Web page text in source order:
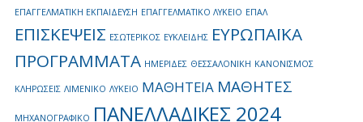
ΕΠΑΓΓΕΛΜΑΤΙΚΗ ΕΚΠΑΙΔΕΥΣΗ ΕΠΑΓΓΕΛΜΑΤΙΚΟ ΛΥΚΕΙΟ ΕΠΑΛ
ΕΠΙΣΚΕΨΕΙΣ ΕΣΩΤΕΡΙΚΟΣ ΕΥΚΛΕΙΔΗΣ ΕΥΡΩΠΑΪΚΑ
ΠΡΟΓΡΑΜΜΑΤΑ ΗΜΕΡΙΔΕΣ ΘΕΣΣΑΛΟΝΙΚΗ ΚΑΝΟΝΙΣΜΟΣ
ΚΛΗΡΩΣΕΙΣ ΛΙΜΕΝΙΚΟ ΛΥΚΕΙΟ ΜΑΘΗΤΕΙΑ ΜΑΘΗΤΕΣ
ΜΗΧΑΝΟΓΡΑΦΙΚΟ ΠΑΝΕΛΛΑΔΙΚΕΣ 2024